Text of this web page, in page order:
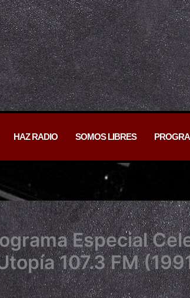
HAZ RADIO SOMOS LIBRES
Especial
107.3 FM